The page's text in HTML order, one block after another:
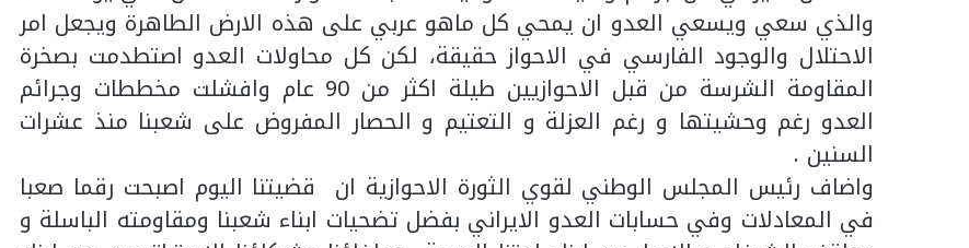
والذي سعي ويسعي العدو ان يمحي كل ماهو عربي على هذه الارض الطاهرة ويجعل امر
الاحتلال والوجود الفارسي في الاحواز حقيقة، لكن كل محاولات العدو اصتطدمت بصخرة
المقاومة الشرسة من قبل الاحوازيين طيلة اكثر من 90 عام وافشلت مخططات وجرائم
العدو رغم وحشيتها و رغم العزلة و التعتيم و الحصار المفروض على شعبنا منذ عشرات
السنين .
واضاف رئيس المجلس الوطني لقوي الثورة الاحوازية ان قضيتنا اليوم اصبحت رقما صعبا
في المعادلات وفي حسابات العدو الايراني بفضل تضحيات ابناء شعبنا ومقاومته الباسلة و